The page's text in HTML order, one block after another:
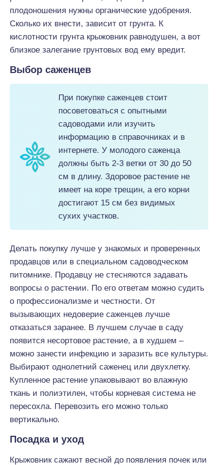
плодоношения нужны органические удобрения.
Сколько их внести, зависит от грунта. К
кислотности грунта крыжовник равнодушен, а вот
близкое залегание грунтовых вод ему вредит.
Выбор саженцев
При покупке саженцев стоит
посоветоваться с опытными
садоводами или изучить
информацию в справочниках и в
интернете. У молодого саженца
должны быть 2-3 ветки от 30 до 50
см в длину. Здоровое растение не
имеет на коре трещин, а его корни
достигают 15 см без видимых
сухих участков.
Делать покупку лучше у знакомых и проверенных
продавцов или в специальном садоводческом
питомнике. Продавцу не стесняются задавать
вопросы о растении. По его ответам можно судить
о профессионализме и честности. От
вызывающих недоверие саженцев лучше
отказаться заранее. В лучшем случае в саду
появится несортовое растение, а в худшем –
можно занести инфекцию и заразить все культуры.
Выбирают однолетний саженец или двухлетку.
Купленное растение упаковывают во влажную
ткань и полиэтилен, чтобы корневая система не
пересохла. Перевозить его можно только
вертикально.
Посадка и уход
Крыжовник сажают весной до появления почек или